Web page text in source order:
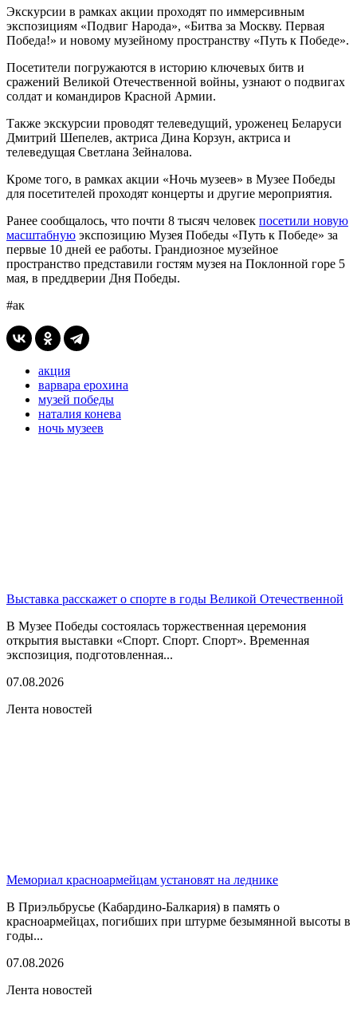
Экскурсии в рамках акции проходят по иммерсивным
экспозициям «Подвиг Народа», «Битва за Москву. Первая
Победа!» и новому музейному пространству «Путь к Победе».
Посетители погружаются в историю ключевых битв и
сражений Великой Отечественной войны, узнают о подвигах
солдат и командиров Красной Армии.
Также экскурсии проводят телеведущий, уроженец Беларуси
Дмитрий Шепелев, актриса Дина Корзун, актриса и
телеведущая Светлана Зейналова.
Кроме того, в рамках акции «Ночь музеев» в Музее Победы
для посетителей проходят концерты и другие мероприятия.
Ранее сообщалось, что почти 8 тысяч человек посетили новую
масштабную экспозицию Музея Победы «Путь к Победе» за
первые 10 дней ее работы. Грандиозное музейное
пространство представили гостям музея на Поклонной горе 5
мая, в преддверии Дня Победы.
#ак
акция
варвара ерохина
музей победы
наталия конева
ночь музеев
Выставка расскажет о спорте в годы Великой Отечественной
В Музее Победы состоялась торжественная церемония
открытия выставки «Спорт. Спорт. Спорт». Временная
экспозиция, подготовленная...
07.08.2026
Лента новостей
Мемориал красноармейцам установят на леднике
В Приэльбрусье (Кабардино-Балкария) в память о
красноармейцах, погибших при штурме безымянной высоты в
годы...
07.08.2026
Лента новостей